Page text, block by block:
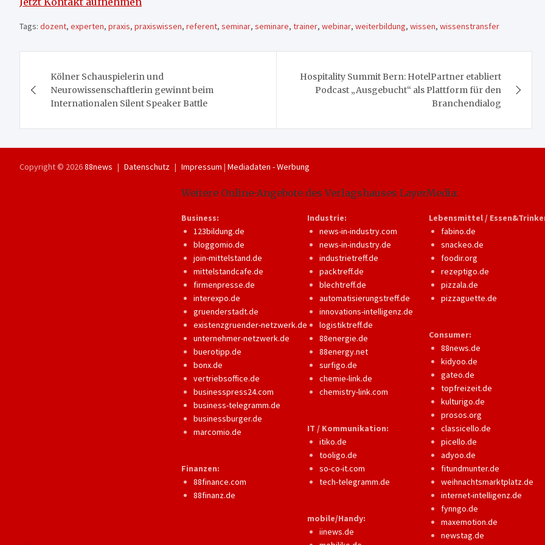
Tags: dozent, experten, praxis, praxiswissen, referent, seminar, seminare, trainer, webinar, weiterbildung, wissen, wissenstransfer
Kölner Schauspielerin und
Neurowissenschaftlerin gewinnt beim
Internationalen Silent Speaker Battle
Hospitality Summit Bern: HotelPartner etabliert
Podcast „Ausgebucht“ als Plattform für den
Branchendialog
Copyright © 202688news Datenschutz Impressum | Mediadaten - Werbung
Weitere Online-Angebote des Verlagshauses LayerMedia:
Business:
123bildung.de
bloggomio.de
join-mittelstand.de
mittelstandcafe.de
firmenpresse.de
interexpo.de
gruenderstadt.de
existenzgruender-netzwerk.de
unternehmer-netzwerk.de
buerotipp.de
bonx.de
vertriebsoffice.de
businesspress24.com
business-telegramm.de
businessburger.de
marcomio.de
Finanzen:
88finance.com
88finanz.de
Industrie:
news-in-industry.com
news-in-industry.de
industrietreff.de
packtreff.de
blechtreff.de
automatisierungstreff.de
innovations-intelligenz.de
logistiktreff.de
88energie.de
88energy.net
surfigo.de
chemie-link.de
chemistry-link.com
IT / Kommunikation:
itiko.de
tooligo.de
so-co-it.com
tech-telegramm.de
mobile/Handy:
iinews.de
Lebensmittel /
fabino.de
snackeo.de
foodir.org
rezeptigo.de
pizzala.de
pizzaguette.de
Consumer:
88news.de
kidyoo.de
gateo.de
topfreizeit.de
kulturigo.de
prosos.org
classicello.de
picello.de
adyoo.de
fitundmunter.de
weihnachtsmarktplatz.de
internet-intelligenz.de
fynngo.de
maxemotion.de
newstag.de